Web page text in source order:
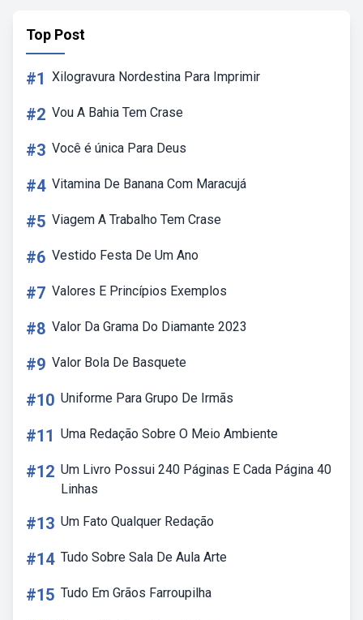
Top Post
#1 Xilogravura Nordestina Para Imprimir
#2 Vou A Bahia Tem Crase
#3 Você é única Para Deus
#4 Vitamina De Banana Com Maracujá
#5 Viagem A Trabalho Tem Crase
#6 Vestido Festa De Um Ano
#7 Valores E Princípios Exemplos
#8 Valor Da Grama Do Diamante 2023
#9 Valor Bola De Basquete
#10 Uniforme Para Grupo De Irmãs
#11 Uma Redação Sobre O Meio Ambiente
#12 Um Livro Possui 240 Páginas E Cada Página 40
Linhas
#13 Um Fato Qualquer Redação
#14 Tudo Sobre Sala De Aula Arte
#15 Tudo Em Grãos Farroupilha